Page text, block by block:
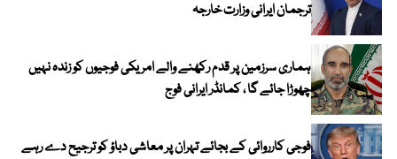
ترجمان ایرانی وزارت خارجہ
ہماری سرزمین پر قدم رکھنے والے امریکی فوجیوں کو زندہ نہیں
چھوڑا جائے گا ، کمانڈر ایرانی فوج
فوجی کارروائی کے بجائے تہران پر معاشی دباؤ کو ترجیح دے رہے